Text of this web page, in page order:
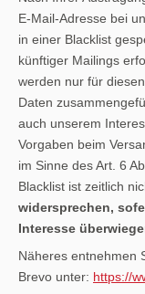
E-Mail-Adresse bei
in einer Blacklist
künftiger Mailings
werden nur für
Daten
auch unserem
Vorgaben beim
im Sinne des Art. 6
Blacklist ist zeitlich
widersprechen,
Interesse
Näheres entnehmen
Brevo unter: https://